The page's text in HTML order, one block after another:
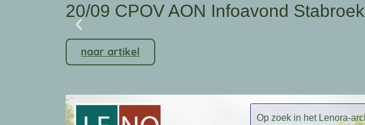
20/09 CPOV AON Infoavond Stabroek
naar artikel